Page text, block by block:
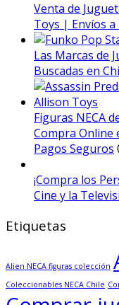
Venta de
Toys | Envíos a
Las Marcas de
Buscadas en
Figuras NECA
Compra Online
Pagos Seguros
¡Compra los
Cine y la
Etiquetas
Alien NECA figuras colección
Coleccionables NECA Chile